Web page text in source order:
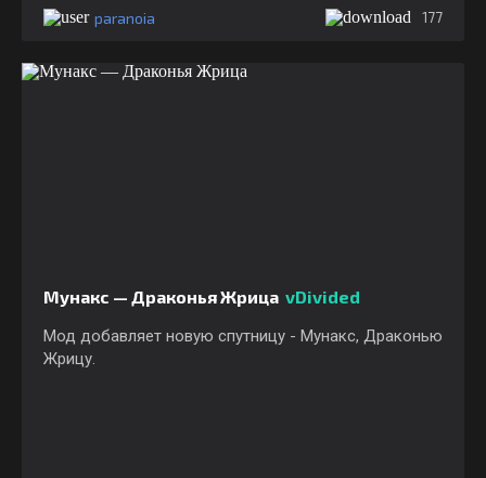
paranoia 177
Мунакс — Драконья Жрица vDivided
Мод добавляет новую спутницу - Мунакс, Драконью
Жрицу.